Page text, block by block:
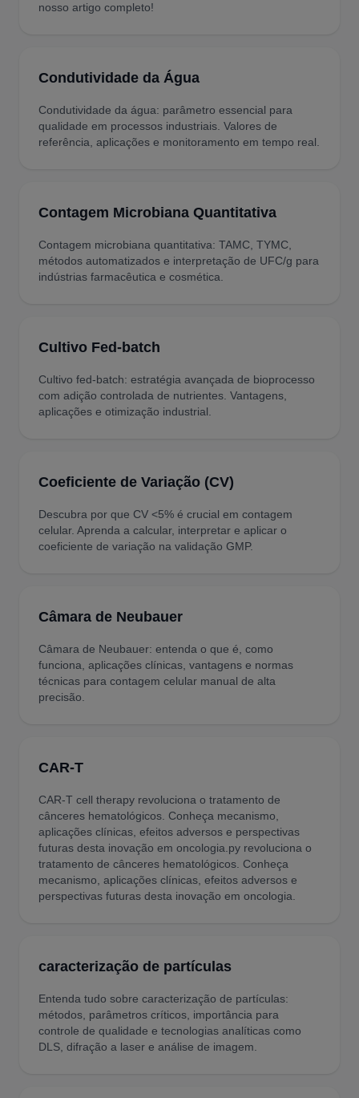
nosso artigo completo!
Condutividade da Água
Condutividade da água: parâmetro essencial para
qualidade em processos industriais. Valores de
referência, aplicações e monitoramento em tempo real.
Contagem Microbiana Quantitativa
Contagem microbiana quantitativa: TAMC, TYMC,
métodos automatizados e interpretação de UFC/g para
indústrias farmacêutica e cosmética.
Cultivo Fed-batch
Cultivo fed-batch: estratégia avançada de bioprocesso
com adição controlada de nutrientes. Vantagens,
aplicações e otimização industrial.
Coeficiente de Variação (CV)
Descubra por que CV <5% é crucial em contagem
celular. Aprenda a calcular, interpretar e aplicar o
coeficiente de variação na validação GMP.
Câmara de Neubauer
Câmara de Neubauer: entenda o que é, como
funciona, aplicações clínicas, vantagens e normas
técnicas para contagem celular manual de alta
precisão.
CAR-T
CAR-T cell therapy revoluciona o tratamento de
cânceres hematológicos. Conheça mecanismo,
aplicações clínicas, efeitos adversos e perspectivas
futuras desta inovação em oncologia.py revoluciona o
tratamento de cânceres hematológicos. Conheça
mecanismo, aplicações clínicas, efeitos adversos e
perspectivas futuras desta inovação em oncologia.
caracterização de partículas
Entenda tudo sobre caracterização de partículas:
métodos, parâmetros críticos, importância para
controle de qualidade e tecnologias analíticas como
DLS, difração a laser e análise de imagem.